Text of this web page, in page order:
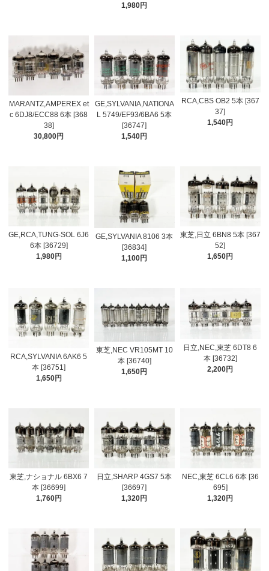
1,980円
MARANTZ,AMPEREX et
c 6DJ8/ECC88 6本 [368
38]
30,800円
GE,SYLVANIA,NATIONA
L 5749/EF93/6BA6 5本
[36747]
1,540円
RCA,CBS OB2 5本 [367
37]
1,540円
GE,RCA,TUNG-SOL 6J6
6本 [36729]
1,980円
GE,SYLVANIA 8106 3本
[36834]
1,100円
東芝,日立 6BN8 5本 [367
52]
1,650円
RCA,SYLVANIA 6AK6 5
本 [36751]
1,650円
東芝,NEC VR105MT 10
本 [36740]
1,650円
日立,NEC,東芝 6DT8 6
本 [36732]
2,200円
東芝,ナショナル 6BX6 7
本 [36699]
1,760円
日立,SHARP 4GS7 5本
[36697]
1,320円
NEC,東芝 6CL6 6本 [36
695]
1,320円